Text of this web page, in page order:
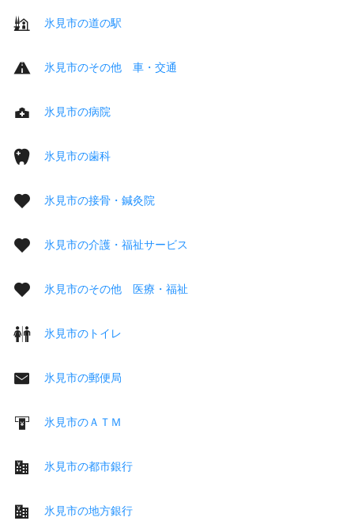
氷見市の道の駅
氷見市のその他 車・交通
氷見市の病院
氷見市の歯科
氷見市の接骨・鍼灸院
氷見市の介護・福祉サービス
氷見市のその他 医療・福祉
氷見市のトイレ
氷見市の郵便局
氷見市のＡＴＭ
氷見市の都市銀行
氷見市の地方銀行